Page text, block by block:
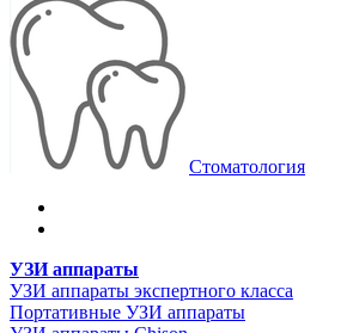
Стоматология
УЗИ аппараты
УЗИ аппараты экспертного класса
Портативные УЗИ аппараты